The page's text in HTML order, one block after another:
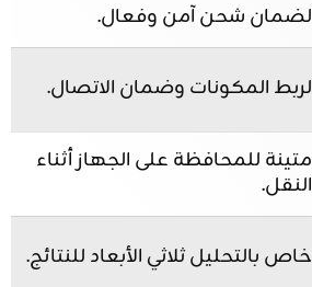
لضمان شحن آمن وفعال.
لربط المكونات وضمان الاتصال.
متينة للمحافظة على الجهاز أثناء
النقل.
خاص بالتحليل ثلاثي الأبعاد للنتائج.